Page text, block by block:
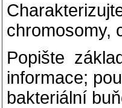
chromosomy,
Popište
informace;
bakteriální